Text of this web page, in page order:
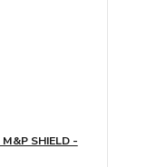
SHIELD -